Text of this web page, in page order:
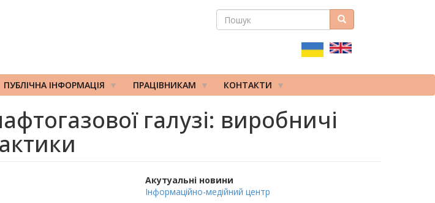
ПОШУКОВА
ПОШУК Пошук
ПУБЛІЧНА ІНФОРМАЦІЯ ПРАЦІВНИКАМ КОНТАКТИ
галузі: виробничі
Акутуальні новини
Інформаційно-медійний центр